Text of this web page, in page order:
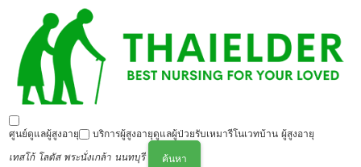
ศูนย์ดูแลผู้สูงอายุ บริการผู้สูงอายุดูแลผู้ป่วยรับเหมารีโนเวทบ้าน ผู้สูงอายุ
เทสโก้ โลตัส พระนั่งเกล้า นนทบุรี
ค้นหา